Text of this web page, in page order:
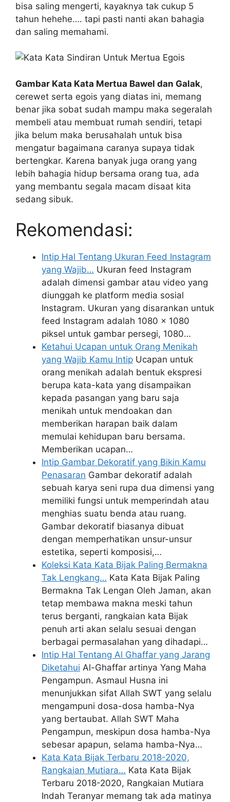
bisa saling mengerti, kayaknya tak cukup 5
tahun hehehe…. tapi pasti nanti akan bahagia
dan saling memahami.
Gambar Kata Kata Mertua Bawel dan Galak,
cerewet serta egois yang diatas ini, memang
benar jika sobat sudah mampu maka segeralah
membeli atau membuat rumah sendiri, tetapi
jika belum maka berusahalah untuk bisa
mengatur bagaimana caranya supaya tidak
bertengkar. Karena banyak juga orang yang
lebih bahagia hidup bersama orang tua, ada
yang membantu segala macam disaat kita
sedang sibuk.
Rekomendasi:
Intip Hal Tentang Ukuran Feed Instagram
yang Wajib… Ukuran feed Instagram
adalah dimensi gambar atau video yang
diunggah ke platform media sosial
Instagram. Ukuran yang disarankan untuk
feed Instagram adalah 1080 x 1080
piksel untuk gambar persegi, 1080…
Ketahui Ucapan untuk Orang Menikah
yang Wajib Kamu Intip Ucapan untuk
orang menikah adalah bentuk ekspresi
berupa kata-kata yang disampaikan
kepada pasangan yang baru saja
menikah untuk mendoakan dan
memberikan harapan baik dalam
memulai kehidupan baru bersama.
Memberikan ucapan…
Intip Gambar Dekoratif yang Bikin Kamu
Penasaran Gambar dekoratif adalah
sebuah karya seni rupa dua dimensi yang
memiliki fungsi untuk memperindah atau
menghias suatu benda atau ruang.
Gambar dekoratif biasanya dibuat
dengan memperhatikan unsur-unsur
estetika, seperti komposisi,…
Koleksi Kata Kata Bijak Paling Bermakna
Tak Lengkang… Kata Kata Bijak Paling
Bermakna Tak Lengan Oleh Jaman, akan
tetap membawa makna meski tahun
terus berganti, rangkaian kata Bijak
penuh arti akan selalu sesuai dengan
berbagai permasalahan yang dihadapi…
Intip Hal Tentang Al Ghaffar yang Jarang
Diketahui Al-Ghaffar artinya Yang Maha
Pengampun. Asmaul Husna ini
menunjukkan sifat Allah SWT yang selalu
mengampuni dosa-dosa hamba-Nya
yang bertaubat. Allah SWT Maha
Pengampun, meskipun dosa hamba-Nya
sebesar apapun, selama hamba-Nya…
Kata Kata Bijak Terbaru 2018-2020,
Rangkaian Mutiara… Kata Kata Bijak
Terbaru 2018-2020, Rangkaian Mutiara
Indah Teranyar memang tak ada matinya